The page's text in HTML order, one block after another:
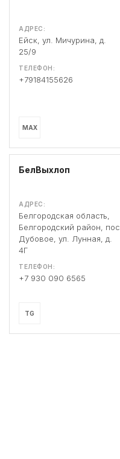
АДРЕС:
Ейск, ул. Мичурина, д.
25/9
ТЕЛЕФОН:
+79184155626
MAX
БелВыхлоп
АДРЕС:
Белгородская область,
Белгородский район, пос.
Дубовое, ул. Лунная, д.
4Г
ТЕЛЕФОН:
+7 930 090 6565
TG